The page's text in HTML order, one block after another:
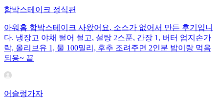
함박스테이크 정식편
아워홈 함박스테이크 사왔어요. 소스가 없어서 만든 후기입니
다. 냉장고 야채 털어 썰고, 설탕 2스푼, 간장 1, 버터 엄지손가
락, 올리브유 1, 물 100밀리, 후추 조려주면 2인분 밥이랑 먹음
되용~ 끝
어슬렁가자